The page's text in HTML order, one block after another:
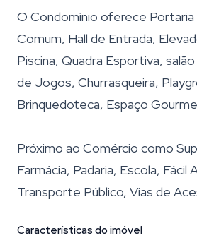
O Condomínio oferece Portaria
Comum, Hall de Entrada,
Piscina, Quadra Esportiva,
de Jogos, Churrasqueira,
Brinquedoteca, Espaço
Próximo ao Comércio como
Farmácia, Padaria, Escola, Fácil
Transporte Público, Vias de
Características do imóvel